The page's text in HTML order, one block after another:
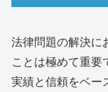
法律問題の解決に
ことは極めて重
実績と信頼をベー